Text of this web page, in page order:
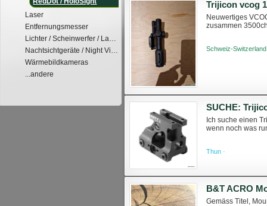
Trijicon vcog
Neuwertiges
zusammen
Schweiz-
SUCHE:
Ich suche einen
wenn noch was
Thun ·
B&T ACRO
Gemäss Titel,
Laser
Entfernungsmesser
Lichter / Scheinwerfer / Lampen
Nachtsichtgeräte / Night Vision
Wärmebildkameras
...andere